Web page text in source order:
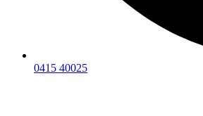
0415 40025